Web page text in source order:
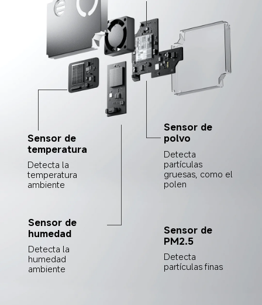
Sensor de
temperatura
Detecta la
temperatura
ambiente
Sensor de
polvo
Detecta
partículas
gruesas, como el
polen
Sensor de
PM2.5
Detecta
partículas finas
Sensor de
humedad
Detecta la
humedad
ambiente